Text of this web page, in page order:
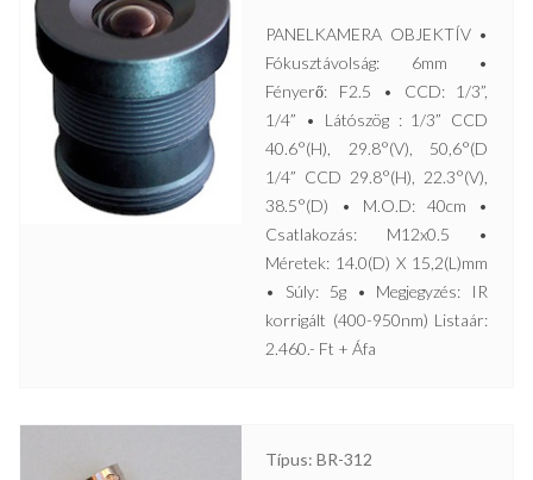
PANELKAMERA OBJEKTÍV •
Fókusztávolság: 6mm •
Fényerő: F2.5 • CCD: 1/3”,
1/4” • Látószög : 1/3” CCD
40.6°(H), 29.8°(V), 50,6°(D
1/4” CCD 29.8°(H), 22.3°(V),
38.5°(D) • M.O.D: 40cm •
Csatlakozás: M12x0.5 •
Méretek: 14.0(D) X 15,2(L)mm
• Súly: 5g • Megjegyzés: IR
korrigált (400-950nm) Listaár:
2.460.- Ft + Áfa
Típus: BR-312